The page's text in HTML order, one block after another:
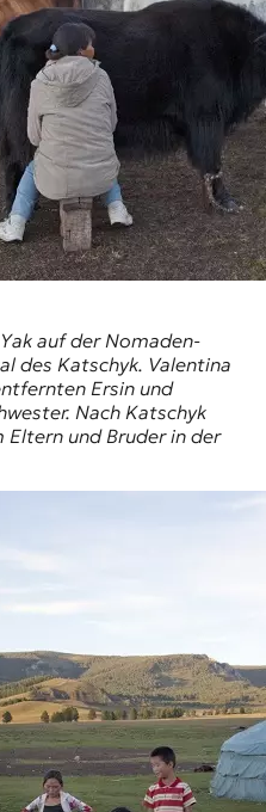
auf der Nomaden-
des Katschyk. Valentina
Ersin und
Nach Katschyk
Eltern und Bruder in der